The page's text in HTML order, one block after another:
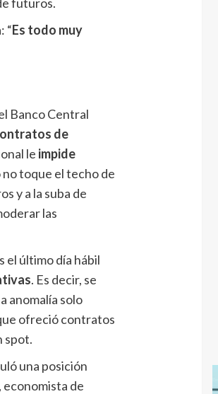
“Es todo muy
Banco Central
de
le impide
toque el techo de
y a la suba de
las
el último día hábil
. Es decir, se
anomalía solo
ofreció contratos
spot.
una posición
, economista de